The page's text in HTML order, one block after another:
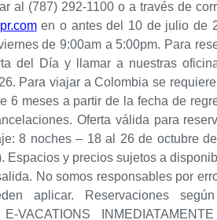
al (787) 292-1100 o a través de
en o antes del 10 de julio de
de 9:00am a 5:00pm. Para
del Día y llamar a nuestras
Para viajar a Colombia se
6 meses a partir de la fecha de
Oferta válida para
8 noches – 18 al 26 de octubre
Espacios y precios sujetos a
No somos responsables por
aplicar. Reservaciones
VACATIONS